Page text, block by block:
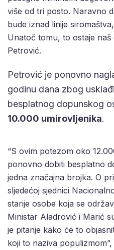
više od tri posto. Naravno
bude iznad linije
Unatoč tomu, to ostaje naš
Petrović.
Petrović je ponovno
godinu dana zbog
besplatnog dopunskog
10.000 umirovljenika.
“S ovim potezom oko
ponovno dobiti besplatno
jedna značajna brojka. O
sljedećoj sjednici
starije osobe koja se
Ministar Aladrović i Marić
je pitanje kako će to
koji to naziva